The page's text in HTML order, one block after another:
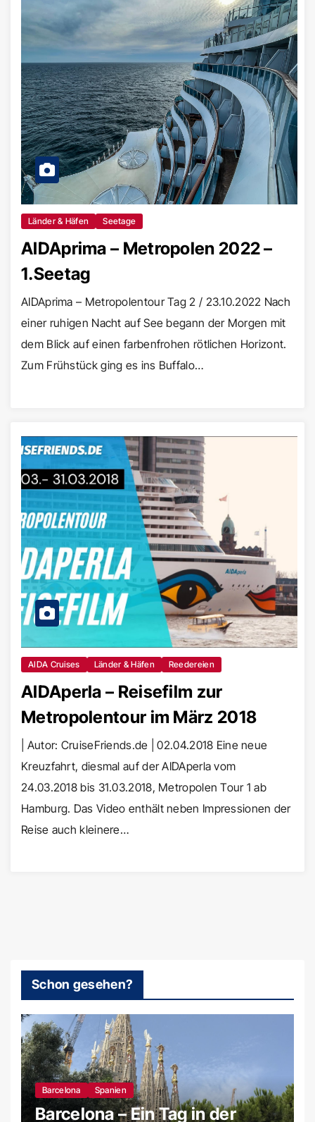
Länder & Häfen Seetage
AIDAprima – Metropolen 2022 –
1.Seetag
AIDAprima – Metropolentour Tag 2 / 23.10.2022 Nach
einer ruhigen Nacht auf See begann der Morgen mit
dem Blick auf einen farbenfrohen rötlichen Horizont.
Zum Frühstück ging es ins Buffalo…
AIDA Cruises Länder & Häfen Reedereien
AIDAperla – Reisefilm zur
Metropolentour im März 2018
| Autor: CruiseFriends.de | 02.04.2018 Eine neue
Kreuzfahrt, diesmal auf der AIDAperla vom
24.03.2018 bis 31.03.2018, Metropolen Tour 1 ab
Hamburg. Das Video enthält neben Impressionen der
Reise auch kleinere…
Schon gesehen?
Barcelona Spanien
Barcelona – Ein Tag in der